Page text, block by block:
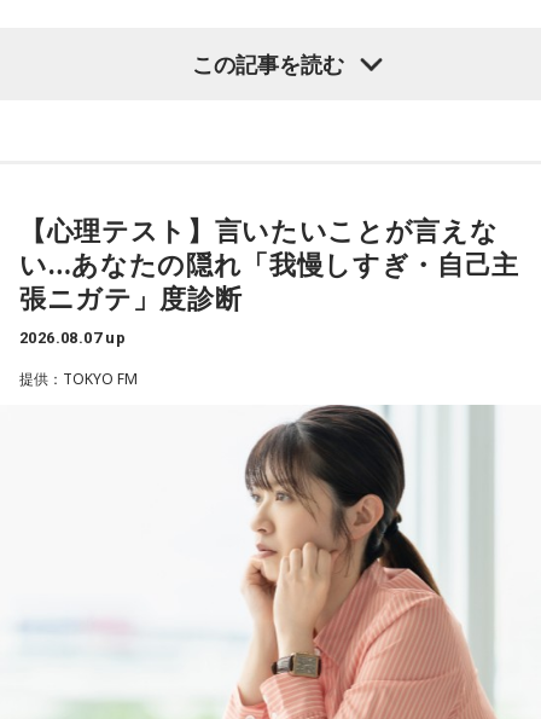
「あ、自分もバンドできるんだ」みたいな、そういうときの
ワクワク感のようなものが、いろんな不安や葛藤を飛び越え
ちゃうみたいな、そういうバイタリティのある曲だなと思い
ます。歌詞は自分と向き合っている部分も結構あるんですけ
ど、音像がかなり爽やかなので、そういうものを飛び越えて
次回8月8日（土）の放送は、シンガーソングライター・バー
チャルYouTuberのぼっちぼろまるさんをゲストに迎えてお届
----------------------------------------------------
この日の放送をradikoタイムフリーで聴く
※放送エリア外の方は、プレミアム会員の登録でご利用いた
----------------------------------------------------
番組名：JA全農 COUNTDOWN JAPAN
てすごく大事なんですよね。だから、よりスピリチュアルを
発揮したいと思う場合には、フィジカルをとても大切にする
性を語ります。
江原：やっぱり、集中力が欠けちゃうしね。だからご飯を食
べて、新しいお家を建てればまたよく寝られたりすると思う
けれど、そういう風な自分自身のメンテナンスというか、そ
れを大事にして、コンディションを常に最高に整えるという
ことであれば、もしかしたら悩んでいた時期は体調が不安定
ところが、何かふと不安になっちゃったりするでしょう。
例えば、小さいお子さんがいるときって、やっぱり楽しいけ
れど身体がついていけないときって、ちょっと子育てが憂鬱
になったりする時って出ちゃうじゃないですか。子どもの元
気な「キャー！」というのも、元気なときには「もう！」と
いうくらいで済むけれど、頭が痛いときはキツイもんね。そ
自分の体力、コンディション。「元気」の「気」は中がお米
（氣）だから、しっかり食べて、元気をつけていってくださ
れることがあります。病気だからと割り切って仕事に就いて
いるのですが、心が疲れてきています。私生活は充実してお
り、夫と新しく家を建てるためにも仕事は辞められません。
仕事がつらいからこそ私生活が充実する、幸せになるぞとい
の心持ちについてアドバイスをいただけないでしょうか？
――患者からの暴言や暴力に心が折れそうになりながらも、
過酷な現場で奮闘する看護師の相談に対し、江原は「意外な
ことを申し上げるようだけれど……」と前置きした上で、具体
的なアドバイスを提示しました。
江原：私はね、ちょっと意外なことを申し上げるようだけれ
ど、「体力」だと思います。やっぱり、ちゃんと食べて、よ
く寝る。で、やっぱり看護師さんって不規則でしょう？ 夜勤
とかね。いろいろとシフトがあるから、身体のコンディショ
ンを持っていくのがとっても大変だと思うの。
この記事を読む
【心理テスト】言いたいことが言えな
い…あなたの隠れ「我慢しすぎ・自己主
張ニガテ」度診断
2026.08.07 up
提供：TOKYO FM